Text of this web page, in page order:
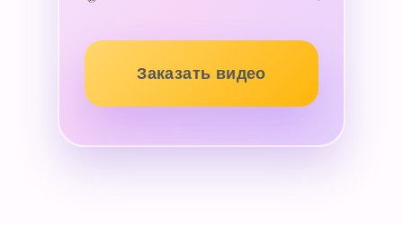
Заказать видео